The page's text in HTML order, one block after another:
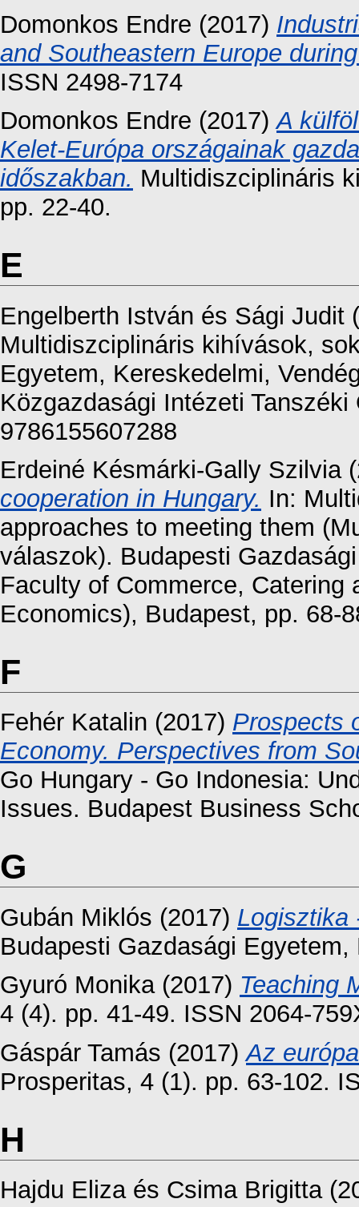
Domonkos Endre (2017)
and Southeastern Europe
ISSN 2498-7174
Domonkos Endre (2017)A
Kelet-Európa országainak
időszakban. Multidiszciplináris
pp. 22-40.
E
Engelberth István és Sági Judit
Multidiszciplináris kihívások,
Egyetem, Kereskedelmi,
Közgazdasági Intézeti
9786155607288
Erdeiné Késmárki-Gally Szilvia
cooperation in Hungary. In:
approaches to meeting them
válaszok). Budapesti
Faculty of Commerce, Catering
Economics), Budapest, pp. 68-
F
Fehér Katalin (2017) Prospects
Economy. Perspectives from
Go Hungary - Go Indonesia:
Issues. Budapest Business
G
Gubán Miklós (2017) Logisztika
Budapesti Gazdasági
Gyuró Monika(2017) Teaching
4 (4). pp. 41-49. ISSN 2064-
Gáspár Tamás (2017)Az
Prosperitas, 4 (1). pp. 63-102.
H
Hajdu Elizaés Csima Brigitta